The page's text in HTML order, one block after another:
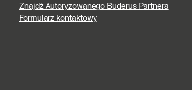
Znajdź Autoryzowanego Buderus Partnera
Formularz kontaktowy